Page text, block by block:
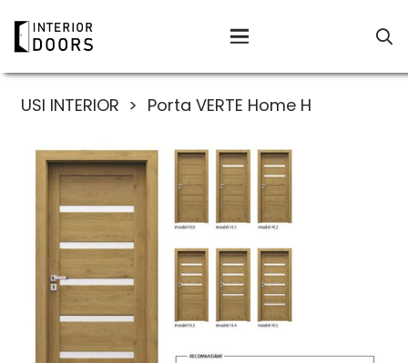
USI INTERIOR > Porta VERTE Home H